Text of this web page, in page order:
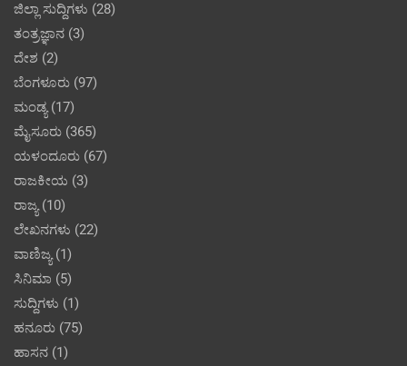
ಜಿಲ್ಲಾ ಸುದ್ದಿಗಳು (28)
ತಂತ್ರಜ್ಞಾನ (3)
ದೇಶ (2)
ಬೆಂಗಳೂರು (97)
ಮಂಡ್ಯ(17)
ಮೈಸೂರು (365)
ಯಳಂದೂರು (67)
ರಾಜಕೀಯ (3)
ರಾಜ್ಯ(10)
ಲೇಖನಗಳು (22)
ವಾಣಿಜ್ಯ(1)
ಸಿನಿಮಾ (5)
ಸುದ್ದಿಗಳು (1)
ಹನೂರು (75)
ಹಾಸನ (1)